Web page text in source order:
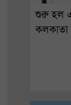
শুরু হল
কলকাতা